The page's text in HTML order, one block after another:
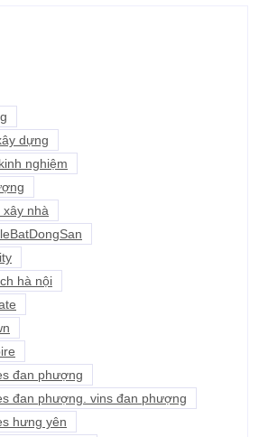
dựng
nghiệm
xây nhà
hà nội
đan phượng
đan phượng. vins đan phượng
hưng yên